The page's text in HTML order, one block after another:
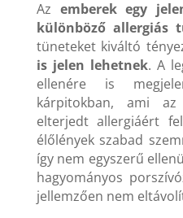
Az emberek egy
különböző allergiás
tüneteket kiváltó
is jelen lehetnek. A
ellenére is
kárpitokban, ami
elterjedt allergiáért
élőlények szabad
így nem egyszerű
hagyományos
jellemzően nem